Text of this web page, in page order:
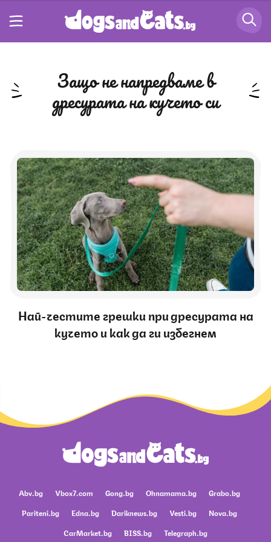
защо не напредваме в
дресурата на кучето си
Най-честите грешки при дресурата на
кучето и как да ги избегнем
Abv.bg Vbox7.com Gong.bg Ohnamama.bg
Grabo.bg
Pariteni.bg
Edna.bg Dariknews.bg Vesti.bg
Nova.bg
CarMarket.bg
BISS.bg Telegraph.bg